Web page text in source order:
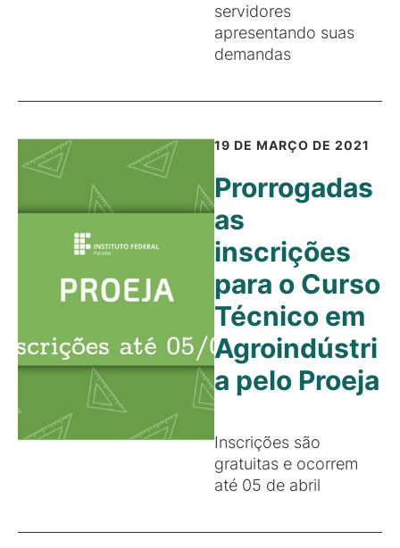
servidores
apresentando suas
demandas
19 DE MARÇO DE 2021
Prorrogadas
as
inscrições
para o Curso
Técnico em
Agroindústri
a pelo Proeja
Inscrições são
gratuitas e ocorrem
até 05 de abril